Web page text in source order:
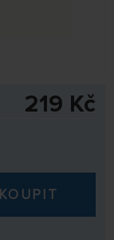
219 Kč
KOUPIT